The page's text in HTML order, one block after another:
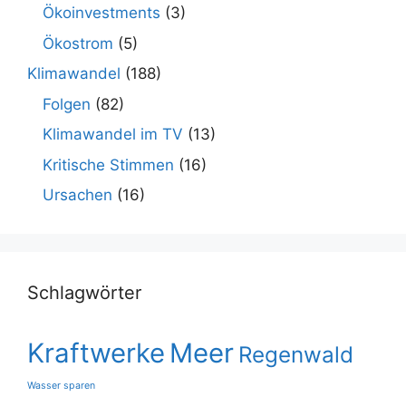
Ökoinvestments (3)
Ökostrom (5)
Klimawandel (188)
Folgen (82)
Klimawandel im TV (13)
Kritische Stimmen (16)
Ursachen (16)
Schlagwörter
Kraftwerke Meer Regenwald
Wasser sparen